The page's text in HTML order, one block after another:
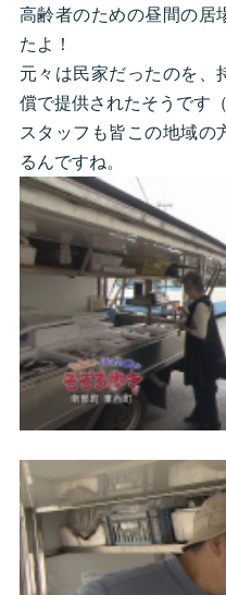
高齢者のための昼間の居
たよ！
元々は民家だったのを、
償で提供されたそうです（
スタッフも皆この地域の
るんですね。